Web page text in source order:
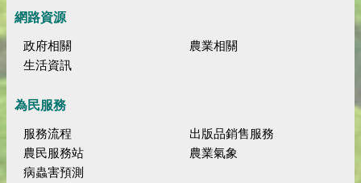
網路資源
政府相關
農業相關
生活資訊
為民服務
服務流程
出版品銷售服務
農民服務站
農業氣象
病蟲害預測